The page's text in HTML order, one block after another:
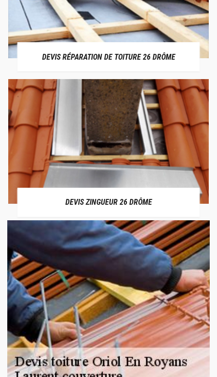
DEVIS RÉPARATION DE TOITURE 26 DRÔME
DEVIS ZINGUEUR 26 DRÔME